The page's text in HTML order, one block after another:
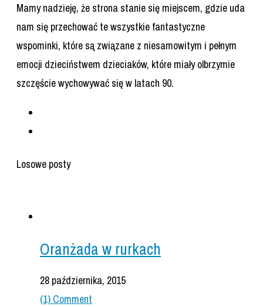
Mamy nadzieję, że strona stanie się miejscem, gdzie uda
nam się przechować te wszystkie fantastyczne
wspominki, które są związane z niesamowitym i pełnym
emocji dzieciństwem dzieciaków, które miały olbrzymie
szczęście wychowywać się w latach 90.
Losowe posty
Oranżada w rurkach
28 października, 2015
(1) Comment